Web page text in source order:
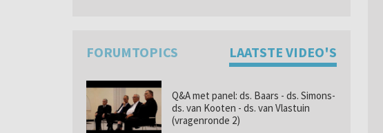
FORUMTOPICS LAATSTE VIDEO'S
Q&A met panel: ds. Baars - ds. Simons-
ds. van Kooten - ds. van Vlastuin
(vragenronde 2)